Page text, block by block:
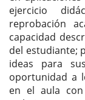
ejercicio
reprobación
capacidad
del estudiante;
ideas para
oportunidad a
en el aula